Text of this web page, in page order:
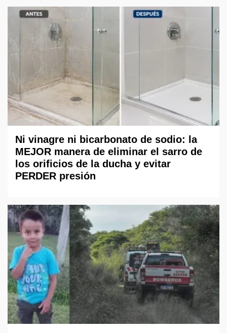
Ni vinagre ni bicarbonato de sodio: la
MEJOR manera de eliminar el sarro de
los orificios de la ducha y evitar
PERDER presión